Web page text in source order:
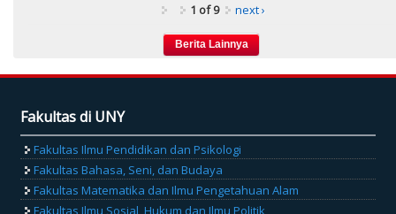
1 of 9
next ›
Fakultas di UNY
Fakultas Ilmu Pendidikan dan Psikologi
Fakultas Bahasa, Seni, dan Budaya
Fakultas Matematika dan Ilmu Pengetahuan Alam
Fakultas Ilmu Sosial, Hukum dan Ilmu Politik